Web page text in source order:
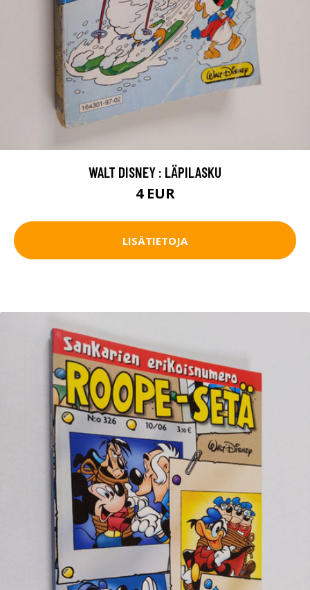
WALT DISNEY : LÄPILASKU
4 EUR
LISÄTIETOJA